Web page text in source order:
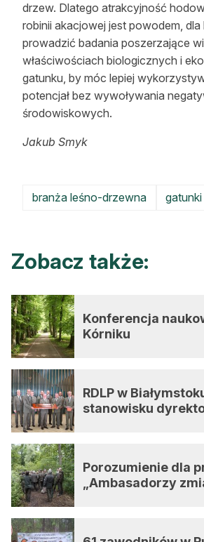
drzew. Dlatego atrakcyjność
robinii akacjowej jest powodem,
prowadzić badania poszerzające
właściwościach biologicznych i
gatunku, by móc lepiej
potencjał bez wywoływania
środowiskowych.
Jakub Smyk
branża leśno-drzewna
Zobacz także:
Konferencja
Kórniku
RDLP w
stanowisku
Porozumienie dla
„Ambasadorzy